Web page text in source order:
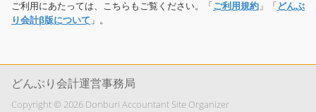
ご利用にあたっては、こちらもご覧ください。「 ご利用規約 」「 どんぶ
り会計β版について 」。
どんぶり会計運営事務局
Copyright © 2026 Donburi Accountant Site Organizer